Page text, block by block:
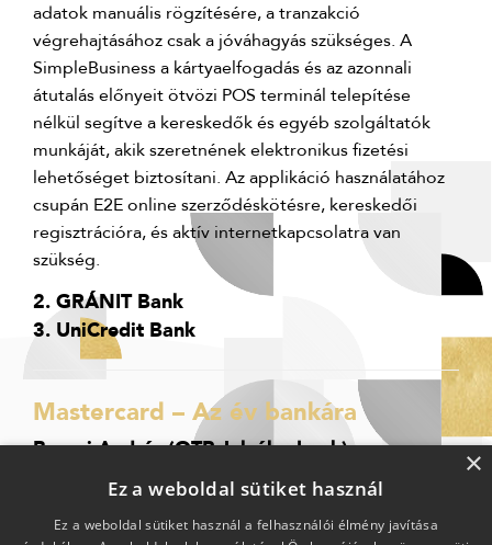
adatok manuális rögzítésére, a tranzakció
végrehajtásához csak a jóváhagyás szükséges. A
SimpleBusiness a kártyaelfogadás és az azonnali
átutalás előnyeit ötvözi POS terminál telepítése
nélkül segítve a kereskedők és egyéb szolgáltatók
munkáját, akik szeretnének elektronikus fizetési
lehetőséget biztosítani. Az applikáció használatához
csupán E2E online szerződéskötésre, kereskedői
regisztrációra, és aktív internetkapcsolatra van
szükség.
2. GRÁNIT Bank
3. UniCredit Bank
Mastercard – Az év bankára
Becsei András (OTP Jelzálogbank) ×
Ez a weboldal sütiket használ
Ez a weboldal sütiket használ a felhasználói élmény javítása